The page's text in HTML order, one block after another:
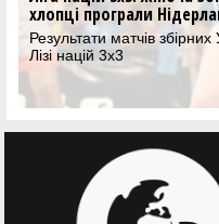
хлопці програли
Результати матчів
Лізі націй 3х3